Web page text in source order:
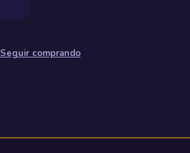
Seguir comprando